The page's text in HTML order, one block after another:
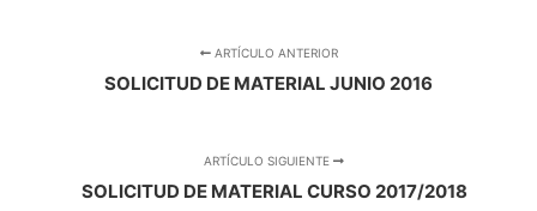
ARTÍCULO ANTERIOR
SOLICITUD DE MATERIAL JUNIO 2016
ARTÍCULO SIGUIENTE
SOLICITUD DE MATERIAL CURSO 2017/2018